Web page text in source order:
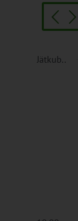
Views
Navigation
for
Sündmused
by
Jätkub..